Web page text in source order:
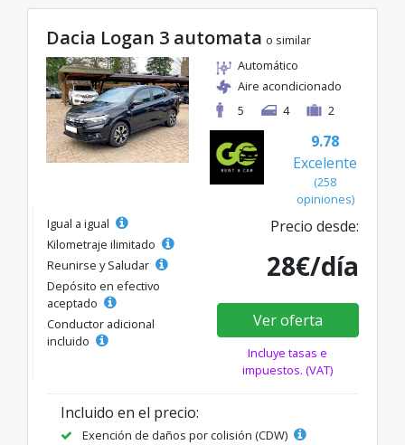
Dacia Logan 3 automata o similar
Automático
Aire acondicionado
5
4 2
9.78
Excelente
(258
opiniones)
Igual a igual
Kilometraje ilimitado
Reunirse y Saludar
Depósito en efectivo
aceptado
Conductor adicional
incluido
Precio desde:
28€/día
Ver oferta
Incluye tasas e
impuestos. (VAT)
Incluido en el precio:
Exención de daños por colisión (CDW)